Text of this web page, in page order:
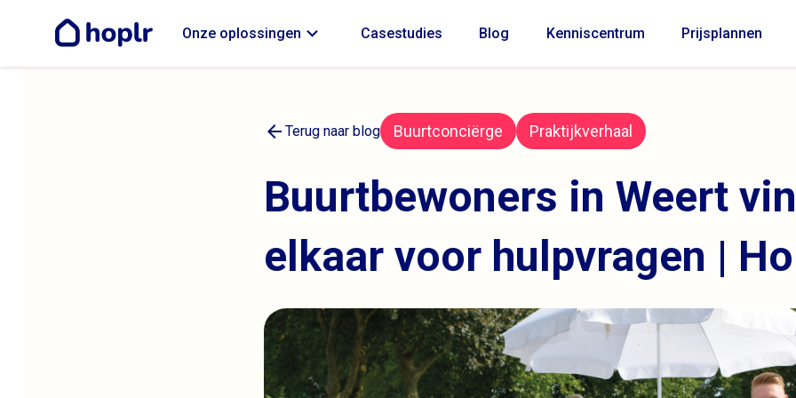
Onze oplossingen expand_more Casestudies Blog Kenniscentrum Prijsplannen
arrow_back Terug naar blog Buurtconciërge Praktijkverhaal
Buurtbewoners in Weert
elkaar voor hulpvragen |